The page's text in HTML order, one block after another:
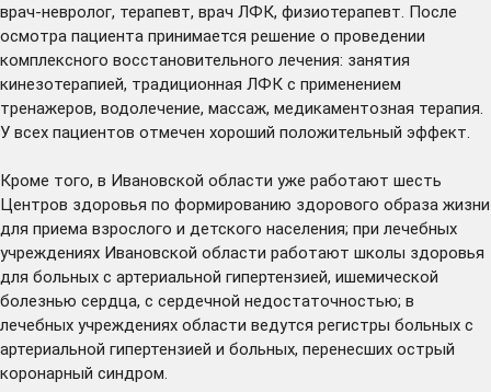
врач-невролог, терапевт, врач ЛФК, физиотерапевт. После
осмотра пациента принимается решение о проведении
комплексного восстановительного лечения: занятия
кинезотерапией, традиционная ЛФК с применением
тренажеров, водолечение, массаж, медикаментозная терапия.
У всех пациентов отмечен хороший положительный эффект.
Кроме того, в Ивановской области уже работают шесть
Центров здоровья по формированию здорового образа жизни
для приема взрослого и детского населения; при лечебных
учреждениях Ивановской области работают школы здоровья
для больных с артериальной гипертензией, ишемической
болезнью сердца, с сердечной недостаточностью; в
лечебных учреждениях области ведутся регистры больных с
артериальной гипертензией и больных, перенесших острый
коронарный синдром.